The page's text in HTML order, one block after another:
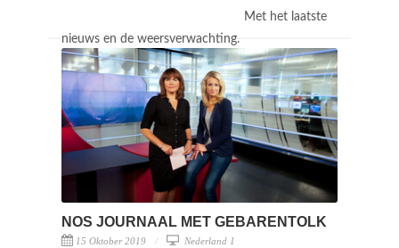
Met het laatste
nieuws en de weersverwachting.
NOS JOURNAAL MET GEBARENTOLK
15 Oktober 2019 Nederland 1